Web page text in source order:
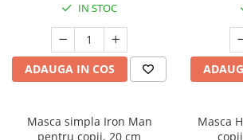
IN STOC
ADAUGA IN COS
Masca simpla Iron Man
pentru copii, 20 cm
Masca